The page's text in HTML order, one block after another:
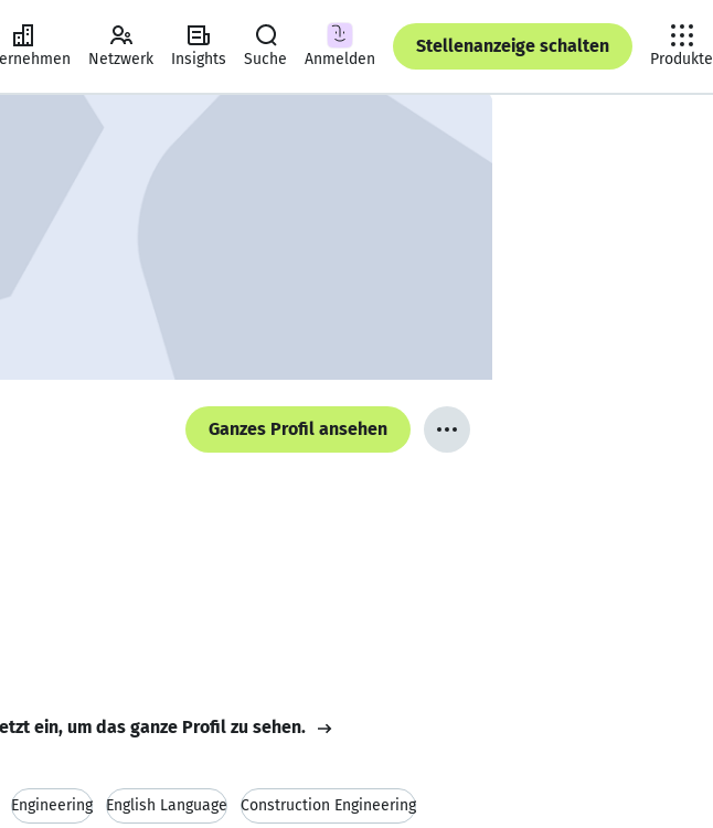
Netzwerk Insights Suche Anmelden
Stellenanzeige schalten
Produkte
Ganzes Profil ansehen
ein, um das ganze Profil zu sehen.
Engineering English Language Construction Engineering